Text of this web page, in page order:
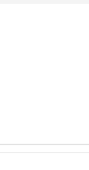
環境・エネルギー